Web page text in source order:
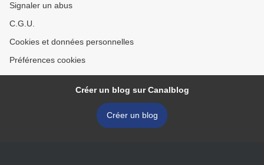
Signaler un abus
C.G.U.
Cookies et données personnelles
Préférences cookies
Créer un blog sur Canalblog
Créer un blog